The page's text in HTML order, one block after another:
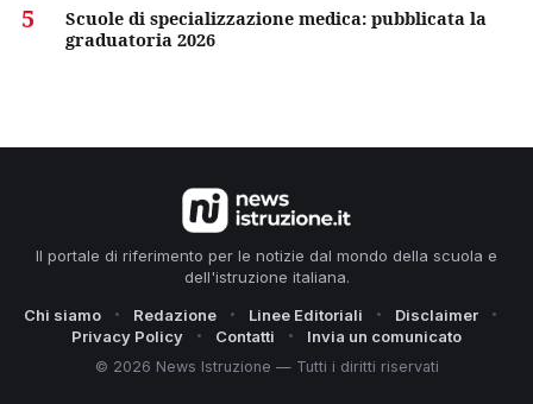
5
Scuole di specializzazione medica: pubblicata la
graduatoria 2026
Il portale di riferimento per le notizie dal mondo della scuola e
dell'istruzione italiana.
Chi siamo
Redazione Linee Editoriali
Disclaimer
Privacy Policy
Contatti Invia un comunicato
© 2026 News Istruzione — Tutti i diritti riservati